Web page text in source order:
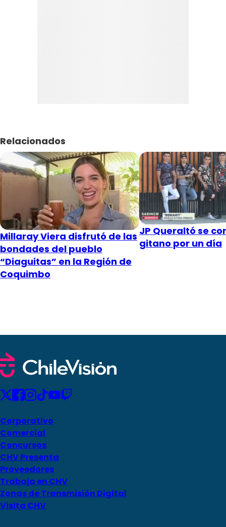
Relacionados
Millaray Viera disfrutó de las
bondades del pueblo
“Diaguitas” en la Región de
Coquimbo
JP Queraltó se
gitano por un día
Corporativo
Comercial
Concursos
CHV Presenta
Proveedores
Trabaja en CHV
Zonas de Transmisión Digital
Visita CHV